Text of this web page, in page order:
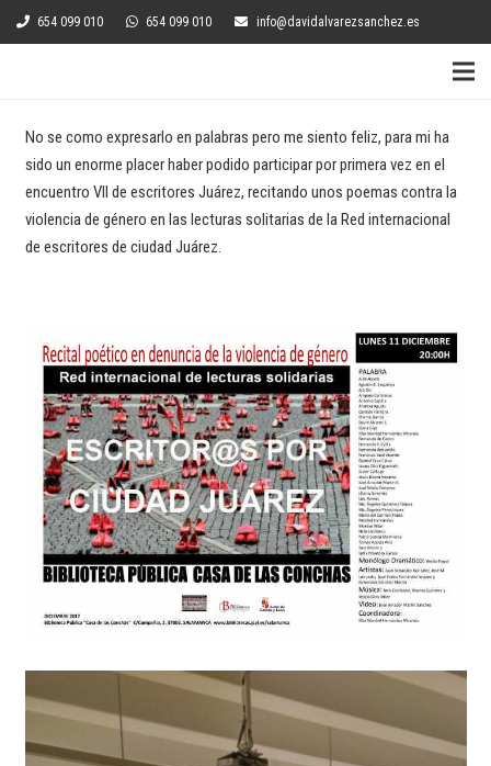
654 099 010 654 099 010 info@davidalvarezsanchez.es
No se como expresarlo en palabras pero me siento feliz, para mi ha
sido un enorme placer haber podido participar por primera vez en el
encuentro VII de escritores Juárez, recitando unos poemas contra la
violencia de género en las lecturas solitarias de la Red internacional
de escritores de ciudad Juárez.